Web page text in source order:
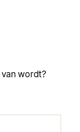
van wordt?